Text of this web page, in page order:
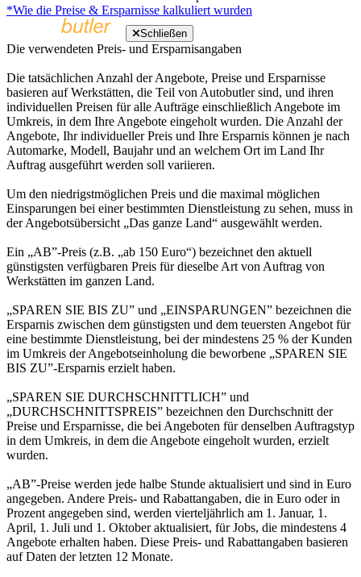
*Wie die Preise & Ersparnisse kalkuliert wurden
Schließen
Die verwendeten Preis- und Ersparnisangaben
Die tatsächlichen Anzahl der Angebote, Preise und Ersparnisse
basieren auf Werkstätten, die Teil von Autobutler sind, und ihren
individuellen Preisen für alle Aufträge einschließlich Angebote im
Umkreis, in dem Ihre Angebote eingeholt wurden. Die Anzahl der
Angebote, Ihr individueller Preis und Ihre Ersparnis können je nach
Automarke, Modell, Baujahr und an welchem Ort im Land Ihr
Auftrag ausgeführt werden soll variieren.
Um den niedrigstmöglichen Preis und die maximal möglichen
Einsparungen bei einer bestimmten Dienstleistung zu sehen, muss in
der Angebotsübersicht „Das ganze Land“ ausgewählt werden.
Ein „AB”-Preis (z.B. „ab 150 Euro“) bezeichnet den aktuell
günstigsten verfügbaren Preis für dieselbe Art von Auftrag von
Werkstätten im ganzen Land.
„SPAREN SIE BIS ZU” und „EINSPARUNGEN” bezeichnen die
Ersparnis zwischen dem günstigsten und dem teuersten Angebot für
eine bestimmte Dienstleistung, bei der mindestens 25 % der Kunden
im Umkreis der Angebotseinholung die beworbene „SPAREN SIE
BIS ZU”-Ersparnis erzielt haben.
„SPAREN SIE DURCHSCHNITTLICH” und
„DURCHSCHNITTSPREIS” bezeichnen den Durchschnitt der
Preise und Ersparnisse, die bei Angeboten für denselben Auftragstyp
in dem Umkreis, in dem die Angebote eingeholt wurden, erzielt
wurden.
„AB”-Preise werden jede halbe Stunde aktualisiert und sind in Euro
angegeben. Andere Preis- und Rabattangaben, die in Euro oder in
Prozent angegeben sind, werden vierteljährlich am 1. Januar, 1.
April, 1. Juli und 1. Oktober aktualisiert, für Jobs, die mindestens 4
Angebote erhalten haben. Diese Preis- und Rabattangaben basieren
auf Daten der letzten 12 Monate.